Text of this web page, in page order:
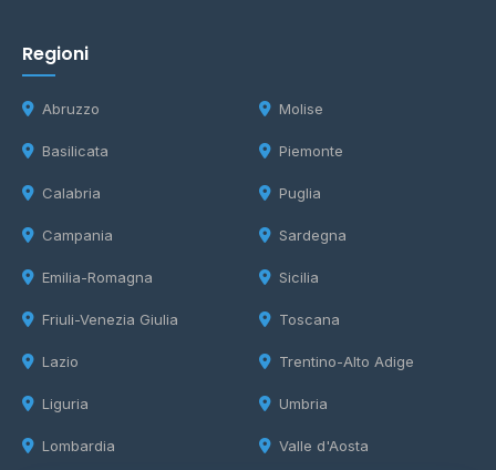
Regioni
Abruzzo
Basilicata
Calabria
Campania
Emilia-Romagna
Friuli-Venezia Giulia
Lazio
Liguria
Lombardia
Molise
Piemonte
Puglia
Sardegna
Sicilia
Toscana
Trentino-Alto Adige
Umbria
Valle d'Aosta